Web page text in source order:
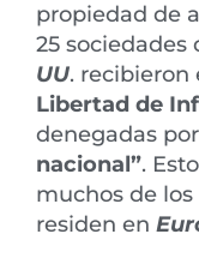
propiedad de
25 sociedades
UU. recibieron
Libertad de
denegadas
nacional”.
muchos de
residen en